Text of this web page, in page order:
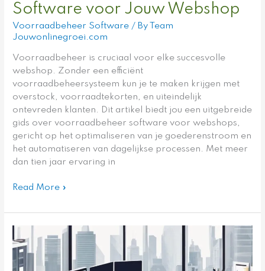
Software voor Jouw Webshop
Voorraadbeheer Software / By Team
Jouwonlinegroei.com
Voorraadbeheer is cruciaal voor elke succesvolle
webshop. Zonder een efficiënt
voorraadbeheersysteem kun je te maken krijgen met
overstock, voorraadtekorten, en uiteindelijk
ontevreden klanten. Dit artikel biedt jou een uitgebreide
gids over voorraadbeheer software voor webshops,
gericht op het optimaliseren van je goederenstroom en
het automatiseren van dagelijkse processen. Met meer
dan tien jaar ervaring in
Read More »
Belang
van